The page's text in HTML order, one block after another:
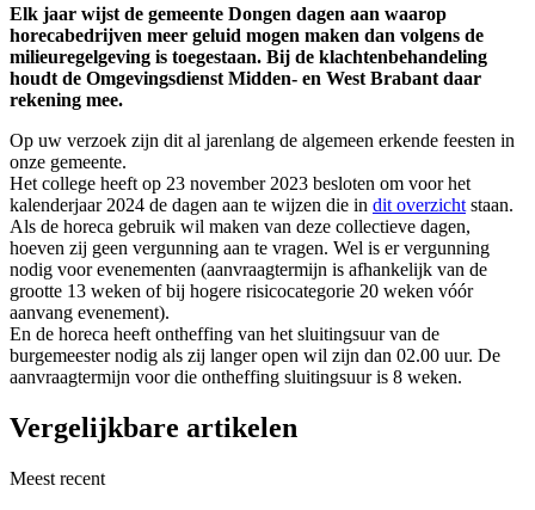
Elk jaar wijst de gemeente Dongen dagen aan waarop
horecabedrijven meer geluid mogen maken dan volgens de
milieuregelgeving is toegestaan. Bij de klachtenbehandeling
houdt de Omgevingsdienst Midden- en West Brabant daar
rekening mee.
Op uw verzoek zijn dit al jarenlang de algemeen erkende feesten in
onze gemeente.
Het college heeft op 23 november 2023 besloten om voor het
kalenderjaar 2024 de dagen aan te wijzen die in dit overzicht staan.
Als de horeca gebruik wil maken van deze collectieve dagen,
hoeven zij geen vergunning aan te vragen. Wel is er vergunning
nodig voor evenementen (aanvraagtermijn is afhankelijk van de
grootte 13 weken of bij hogere risicocategorie 20 weken vóór
aanvang evenement).
En de horeca heeft ontheffing van het sluitingsuur van de
burgemeester nodig als zij langer open wil zijn dan 02.00 uur. De
aanvraagtermijn voor die ontheffing sluitingsuur is 8 weken.
Vergelijkbare artikelen
Meest recent